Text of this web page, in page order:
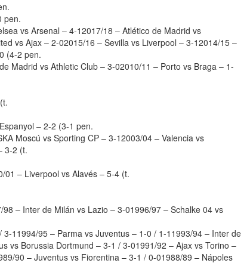
pen.
vs Arsenal – 4-12017/18 – Atlético de Madrid vs
vs Ajax – 2-02015/16 – Sevilla vs Liverpool – 3-12014/15 –
(4-2 pen.
Madrid vs Athletic Club – 3-02010/11 – Porto vs Braga – 1-
– 2-2 (3-1 pen.
Moscú vs Sporting CP – 3-12003/04 – Valencia vs
3-2 (t.
– Liverpool vs Alavés – 5-4 (t.
– Inter de Milán vs Lazio – 3-01996/97 – Schalke 04 vs
11994/95 – Parma vs Juventus – 1-0 / 1-11993/94 – Inter de
vs Borussia Dortmund – 3-1 / 3-01991/92 – Ajax vs Torino –
90 – Juventus vs Fiorentina – 3-1 / 0-01988/89 – Nápoles